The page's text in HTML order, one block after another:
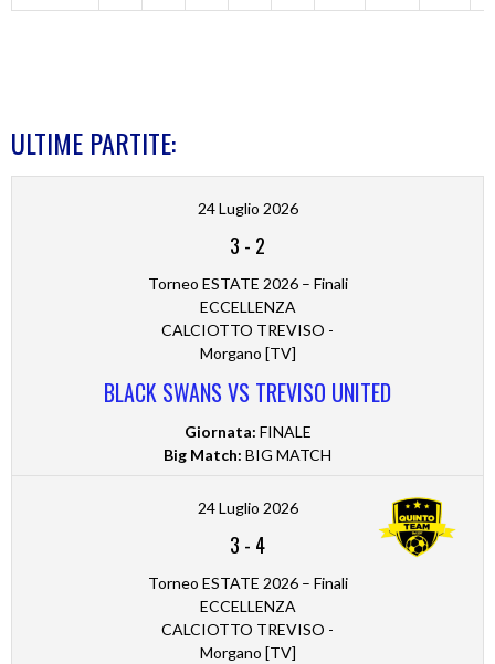
ULTIME PARTITE:
24 Luglio 2026
3 - 2
Torneo ESTATE 2026 – Finali
ECCELLENZA
CALCIOTTO TREVISO -
Morgano [TV]
BLACK SWANS VS TREVISO UNITED
Giornata: FINALE
Big Match: BIG MATCH
24 Luglio 2026
3 - 4
Torneo ESTATE 2026 – Finali
ECCELLENZA
CALCIOTTO TREVISO -
Morgano [TV]